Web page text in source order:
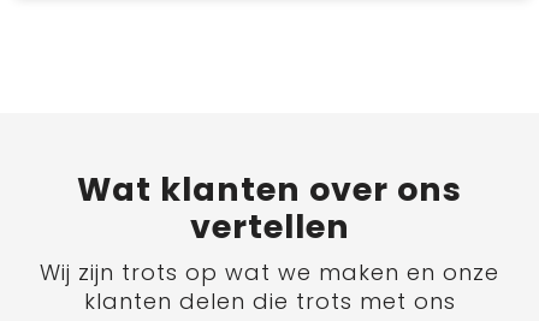
Wat klanten over ons
vertellen
Wij zijn trots op wat we maken en onze
klanten delen die trots met ons